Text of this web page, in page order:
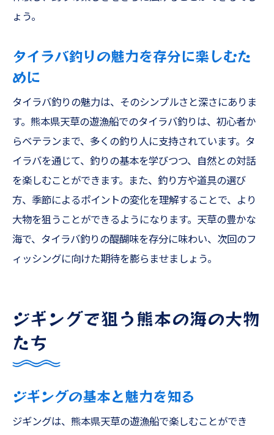
ょう。
タイラバ釣りの魅力を存分に楽しむた
めに
タイラバ釣りの魅力は、そのシンプルさと深さにありま
す。熊本県天草の遊漁船でのタイラバ釣りは、初心者か
らベテランまで、多くの釣り人に支持されています。タ
イラバを通じて、釣りの基本を学びつつ、自然との対話
を楽しむことができます。また、釣り方や道具の選び
方、季節によるポイントの変化を理解することで、より
大物を狙うことができるようになります。天草の豊かな
海で、タイラバ釣りの醍醐味を存分に味わい、次回のフ
ィッシングに向けた期待を膨らませましょう。
ジギングで狙う熊本の海の大物
たち
ジギングの基本と魅力を知る
ジギングは、熊本県天草の遊漁船で楽しむことができ